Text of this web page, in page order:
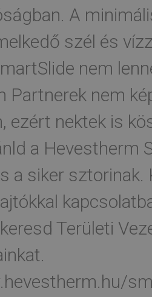
A
szél és
nem
Partnerek nem
ezért nektek is
a Hevestherm
a siker sztorinak.
Területi